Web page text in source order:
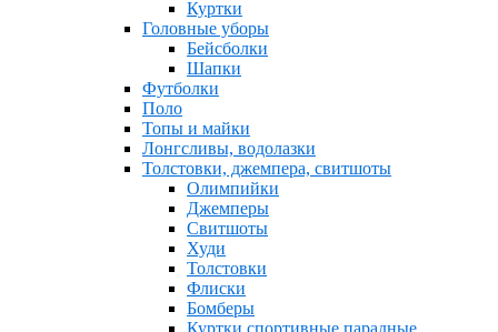
Куртки
Головные уборы
Бейсболки
Шапки
Футболки
Поло
Топы и майки
Лонгсливы, водолазки
Толстовки, джемпера, свитшоты
Олимпийки
Джемперы
Свитшоты
Худи
Толстовки
Флиски
Бомберы
Куртки спортивные парадные